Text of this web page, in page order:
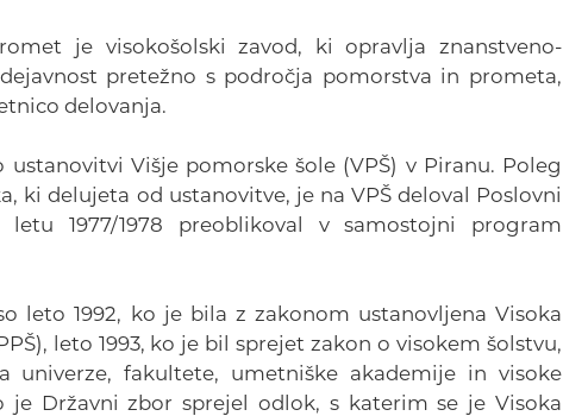
je visokošolski zavod, ki opravlja znanstveno-
pretežno s področja pomorstva in prometa,
delovanja.
ustanovitvi Višje pomorske šole (VPŠ) v Piranu. Poleg
ki delujeta od ustanovitve, je na VPŠ deloval Poslovni
1977/1978 preoblikoval v samostojni program
leto 1992, ko je bila z zakonom ustanovljena Visoka
leto 1993, ko je bil sprejet zakon o visokem šolstvu,
univerze, fakultete, umetniške akademije in visoke
je Državni zbor sprejel odlok, s katerim se je Visoka